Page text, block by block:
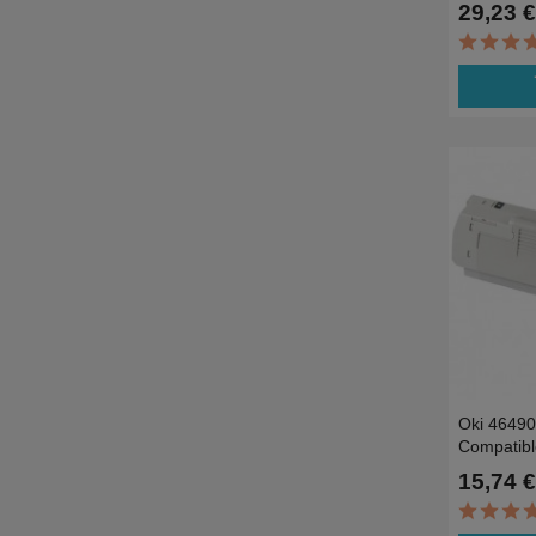
8K
29,23 €
Oki
7.0K
15,74 €